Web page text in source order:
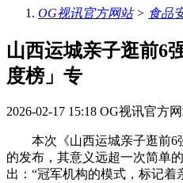
OG视讯官方网站> 食品
山西运城亲子逛前6
度榜」专
2026-02-17 15:18 OG视讯官方
本次《山西运城亲子逛前6
的发布，其意义远超一次简单
出：“冠军机构的模式，标记着